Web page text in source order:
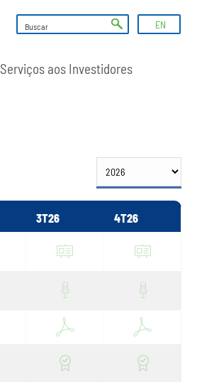
EN
Serviços aos Investidores
3T26 4T26